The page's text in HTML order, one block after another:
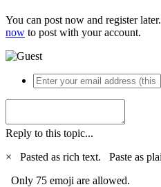
You can post now and register
now to post with your account.
Reply to this topic...
×
Pasted as rich text. Paste as
Only 75 emoji are allowed.